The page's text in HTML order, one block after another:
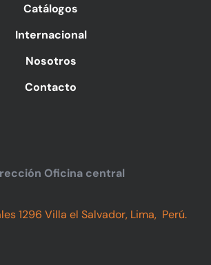
Catálogos
Internacional
Nosotros
Contacto
Oficina central
1296 Villa el Salvador, Lima, Perú.